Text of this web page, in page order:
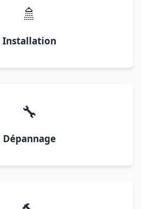
🚿
Installation
🔧
Dépannage